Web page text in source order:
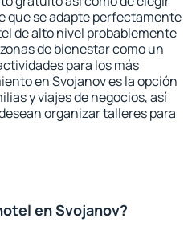
que se adapte perfectamente
de alto nivel probablemente
de bienestar como un
para los más
en Svojanov es la opción
y viajes de negocios, así
organizar talleres para
en Svojanov?